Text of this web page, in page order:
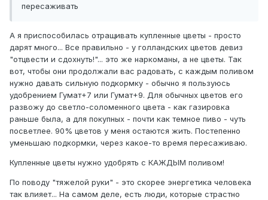
пересаживать
А я приспособилась отращивать купленные цветы - просто
дарят много... Все правильно - у голландских цветов девиз
"отцвести и сдохнуть!"... это же наркоманы, а не цветы. Так
вот, чтобы они продолжали вас радовать, с каждым поливом
нужно давать сильную подкормку - обычно я пользуюсь
удобрением Гумат+7 или Гумат+9. Для обычных цветов его
развожу до светло-соломенного цвета - как газировка
раньше была, а для покупных - почти как темное пиво - чуть
посветлее. 90% цветов у меня остаются жить. Постепенно
уменьшаю подкормки, через какое-то время пересаживаю.
Купленные цветы нужно удобрять с КАЖДЫМ поливом!
По поводу "тяжелой руки" - это скорее энергетика человека
так влияет... На самом деле, есть люди, которые страстно